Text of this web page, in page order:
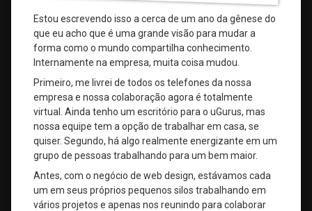
Estou escrevendo isso a cerca de um ano da gênese do
que eu acho que é uma grande visão para mudar a
forma como o mundo compartilha conhecimento.
Internamente na empresa, muita coisa mudou.
Primeiro, me livrei de todos os telefones da nossa
empresa e nossa colaboração agora é totalmente
virtual. Ainda tenho um escritório para o uGurus, mas
nossa equipe tem a opção de trabalhar em casa, se
quiser. Segundo, há algo realmente energizante em um
grupo de pessoas trabalhando para um bem maior.
Antes, com o negócio de web design, estávamos cada
um em seus próprios pequenos silos trabalhando em
vários projetos e apenas nos reunindo para colaborar